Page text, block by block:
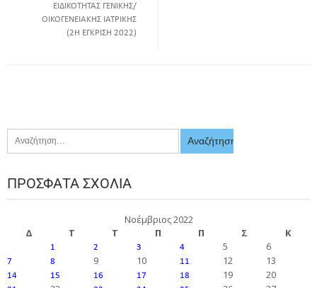
ΕΙΔΙΚΟΤΗΤΑΣ ΓΕΝΙΚΗΣ/
ΟΙΚΟΓΕΝΕΙΑΚΗΣ ΙΑΤΡΙΚΗΣ
(2Η ΕΓΚΡΙΣΗ 2022)
ΠΡΌΣΦΑΤΑ ΣΧΌΛΙΑ
Νοέμβριος 2022
Δ
Τ Τ Π Π Σ Κ
1 2 3 4 5 6
7 8 9 10 11 12 13
14 15 16 17 18 19 20